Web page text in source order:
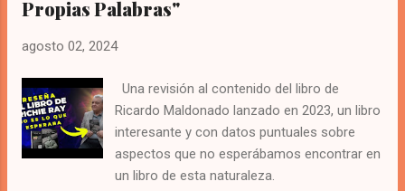
cantada y por supuesto, entre más sórdida
la canción. Ese es el caso de Pobre Lola, que
de la cultura afroantillana. Mucho se ha
investigado a través de los años con el afán
de descubrir quién era en realidad Lola y
quien fue el hombre que la llevó a la muerte.
A pesar de los esfuerzos, no existe a la
Propias Palabras"
agosto 02, 2024
Una revisión al contenido del libro de
Ricardo Maldonado lanzado en 2023, un libro
interesante y con datos puntuales sobre
aspectos que no esperábamos encontrar en
un libro de esta naturaleza.